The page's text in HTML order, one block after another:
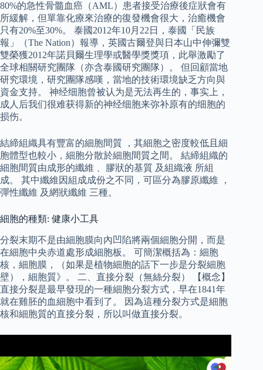
80%的急性骨髓血癌（AML）患者接受治療後症狀會有
所緩解，但單靠化療來治療的復發機會很大，治癒機會
只有20%至30%。 泰國2012年10月22日，泰國「民族
報」（The Nation）報導，英國古爾登與日本山中伸彌雙
雙榮獲2012年諾貝爾生理學或醫學獎獎項，此舉激勵了
全球相關研究團隊（亦含泰國研究團隊）。 但回顧當地
研究環境，研究團隊感嘆，當地的技術環境缺乏方向與
資金支持。 神经细胞曾被认为是无法再生的，事实上，
成人后我们很难获得新的神经细胞来弥补原有的细胞的
损伤。
結締組織具有豐富的細胞間質 ，其細胞之密度較低且細
胞體型也較小，細胞分散於細胞間質之間。 結締組織的
細胞間質由成形的纖維 、膠狀的基質 及組織液 所組
成。 其中纖維因組成成份之不同，可區分為膠原纖維 ，
彈性纖維 及網狀纖維 三種。
細胞的種類: 健康小工具
分裂末期不是由細胞膜向內凹陷將兩個細胞分開，而是
在細胞中央赤道處形成細胞板。 可簡潔概括為：細胞
核，細胞膜，（如果是植物細胞的話下一步是分裂細胞
壁），細胞質》。 二、直接分裂（無絲分裂） 【概念】
直接分裂是最早發現的一種細胞分裂方式，早在1841年
就在雞胚的血細胞中看到了。 因為這種分裂方式是細胞
核和細胞質的直接分裂，所以叫做直接分裂。